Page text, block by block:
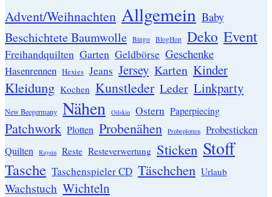
Advent/Weihnachten Allgemein Baby
Beschichtete Baumwolle Bingo BlogHop Deko Event
Freihandquilten Garten Geldbörse Geschenke
Hasenrennen Hexies Jeans Jersey Karten Kinder
Kleidung Kochen Kunstleder Leder Linkparty
New Beegermany Nähen Oilskin Ostern Paperpiecing
Patchwork Plotten Probenähen Probeplotten Probesticken
Quilten Raysin Reste Resteverwertung Sticken Stoff
Tasche Taschenspieler CD Täschchen Urlaub
Wachstuch Wichteln